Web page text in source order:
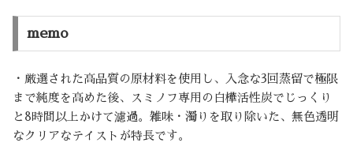
memo
・厳選された高品質の原材料を使用し、入念な3回蒸留で極限
まで純度を高めた後、スミノフ専用の白樺活性炭でじっくり
と8時間以上かけて濾過。雑味・濁りを取り除いた、無色透明
なクリアなテイストが特長です。